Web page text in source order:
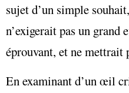
sujet d’un simple
n’exigerait pas un
éprouvant, et ne mettrait
En examinant d’un œil